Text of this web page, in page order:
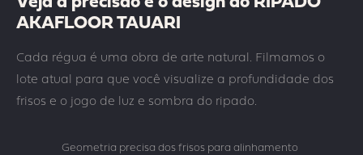
AKAFLOOR TAUARI
Cada régua é uma obra de arte natural. Filmamos o
lote atual para que você visualize a profundidade dos
frisos e o jogo de luz e sombra do ripado.
Geometria precisa dos frisos para alinhamento